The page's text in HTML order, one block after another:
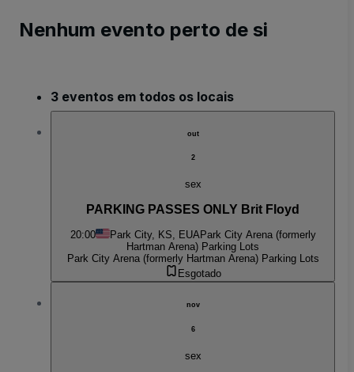
Nenhum evento perto de si
3 eventos em todos os locais
out
2
sex
PARKING PASSES ONLY Brit Floyd
20:00 Park City, KS, EUAPark City Arena (formerly
Hartman Arena) Parking Lots
Park City Arena (formerly Hartman Arena) Parking Lots
Esgotado
nov
6
sex